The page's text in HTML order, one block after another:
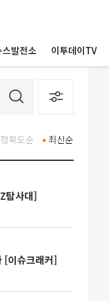
스발전소 이투데이TV
최신순
정확도순
탐사대]
[이슈크래커]